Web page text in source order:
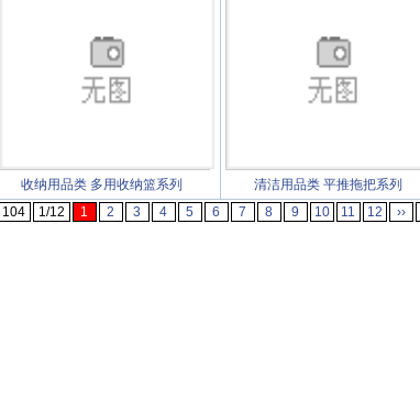
收纳用品类 多用收纳篮系列 清洁用品类 平推拖把系列
104
1/12 1 2 3 4 5 6 7 8 9 10 11 12 ››